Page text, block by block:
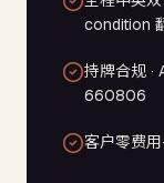
condition
持牌合规 ·
660806
客户零费